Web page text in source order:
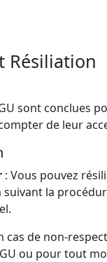
Résiliation
sont conclues
de leur
: Vous pouvez
la
cas de non-
ou pour tout